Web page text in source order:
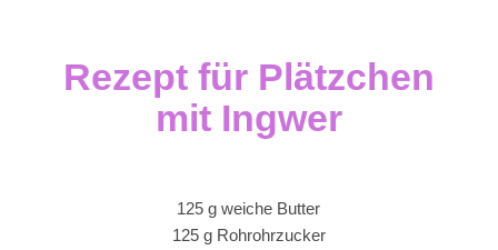
Rezept für Plätzchen
mit Ingwer
125 g weiche Butter
125 g Rohrohrzucker